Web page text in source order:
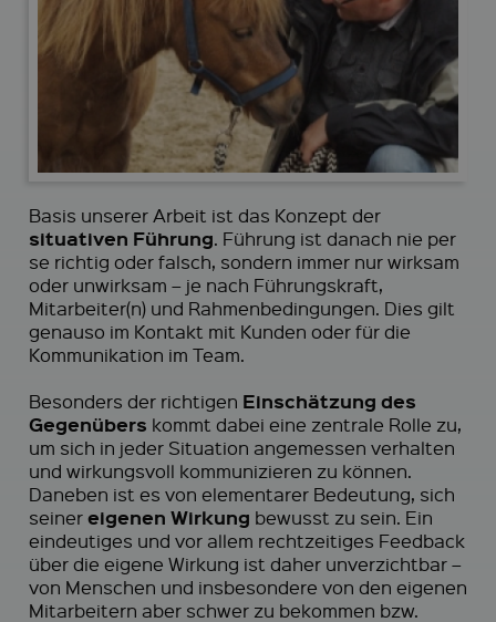
Basis unserer Arbeit ist das Konzept der
situativen Führung. Führung ist danach nie per
se richtig oder falsch, sondern immer nur wirksam
oder unwirksam – je nach Führungskraft,
Mitarbeiter(n) und Rahmenbedingungen. Dies gilt
genauso im Kontakt mit Kunden oder für die
Kommunikation im Team.
Besonders der richtigen Einschätzung des
Gegenübers kommt dabei eine zentrale Rolle zu,
um sich in jeder Situation angemessen verhalten
und wirkungsvoll kommunizieren zu können.
Daneben ist es von elementarer Bedeutung, sich
seinereigenen Wirkung bewusst zu sein. Ein
eindeutiges und vor allem rechtzeitiges Feedback
über die eigene Wirkung ist daher unverzichtbar –
von Menschen und insbesondere von den eigenen
Mitarbeitern aber schwer zu bekommen bzw.